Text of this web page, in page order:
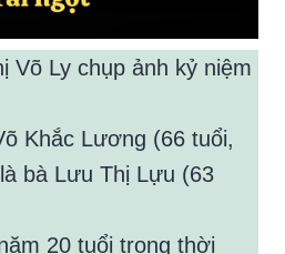
Võ Ly chụp ảnh kỷ niệm
Khắc Lương (66 tuổi,
bà Lưu Thị Lựu (63
20 tuổi trong thời